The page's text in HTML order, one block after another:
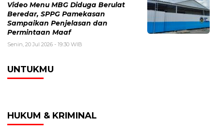
‎Video Menu MBG Diduga Berulat
Beredar, SPPG Pamekasan
Sampaikan Penjelasan dan
Permintaan Maaf
Senin, 20 Jul 2026 - 19:30 WIB
UNTUKMU
HUKUM & KRIMINAL